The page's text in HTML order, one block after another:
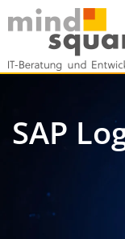
SAP